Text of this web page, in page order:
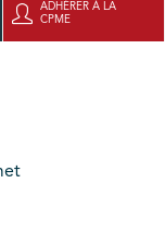
ADHÉRER À LA
CPME